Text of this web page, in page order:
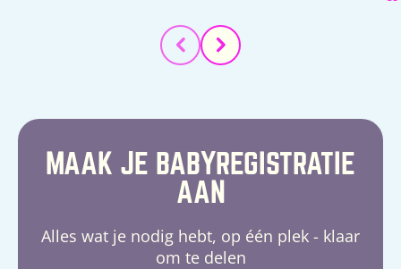
MAAK JE BABYREGISTRATIE
AAN
Alles wat je nodig hebt, op één plek - klaar
om te delen